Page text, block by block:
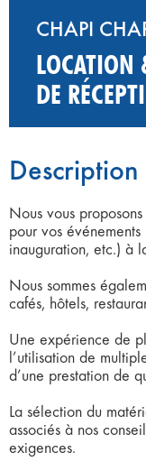
CHAPI
LOCATION
DE
Description
Nous vous
pour vos
inauguration, etc.) à
Nous sommes
cafés, hôtels,
Une expérience de
l’utilisation de
d’une prestation de
La sélection du
associés à nos
exigences.